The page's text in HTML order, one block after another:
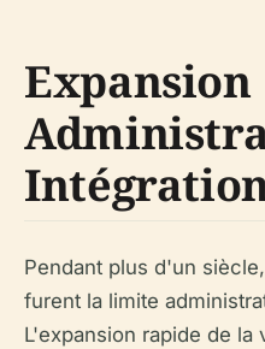
Expansion
Pendant plus d'un
furent la limite
L'expansion rapide de la